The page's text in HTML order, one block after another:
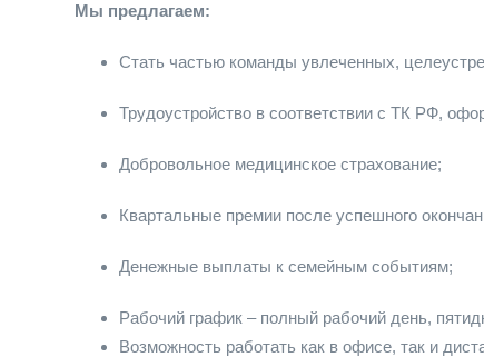
Мы предлагаем:
Стать частью команды увлеченных,
Трудоустройство в соответствии с ТК РФ,
Добровольное медицинское страхование;
Квартальные премии после успешного
Денежные выплаты к семейным событиям;
Рабочий график – полный рабочий день,
Возможность работать как в офисе, так и